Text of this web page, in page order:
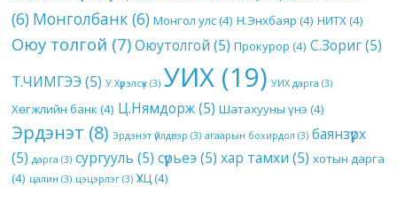
(6) Монголбанк (6) Монгол улс(4) Н.Энхбаяр (4) НИТХ(4)
Оюу толгой (7) Оюутолгой (5) Прокурор (4) С.Зориг(5)
Т.ЧИМГЭЭ (5) У.Хүрэлсүх (3) УИХ (19) УИХ дарга (3)
Хөгжлийн банк(4) Ц.Нямдорж(5) Шатахууны үнэ (4)
Эрдэнэт (8) Эрдэнэт үйлдвэр (3) агаарын бохирдол (3) баянзүрх
(5) дарга (3) сургууль (5) сүрьеэ (5) хар тамхи (5) хотын дарга
(4) цалин (3) цэцэрлэг (3) ҮХЦ(4)